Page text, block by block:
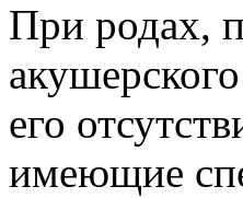
При родах,
его
имеющие